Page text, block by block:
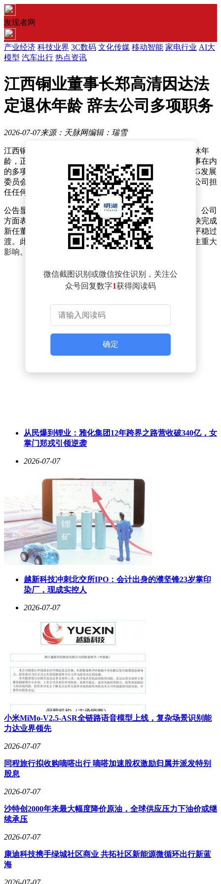
发现者网
产业经济 科技业界 3C数码 文化传媒 移动智能 家电行业 AI大
模型 汽车出行 热点资讯
江西铜业董事长郑高清因达法
定退休年龄 辞去公司多项职务
2026-07-07来源：天脉网编辑：瑞雪
江西铜业发布公告称，公司董事长郑高清因已达法定退休年
龄，正式向董事会提交辞呈，申请辞去包括董事长、董事在内
的多项职务，同时不再担任董事会提名委员会主席及ESG发展
委员会主任等职务。此次职务变动后，郑高清将不再于公司担
任任何具体职务。
公告显示，郑高清的辞职申请自送达董事会之日起生效。公司
方面表示，将按照相关法律法规及公司章程的规定，尽快完成
新任董事长的选举及后续相关工作，确保公司治理结构平稳过
渡。此次人事变动不会对公司的日常经营及长远发展产生重大
影响。
微信截图识别或微信按住识别，关注公
众号回复数字1获得阅读码
确定
从民爆到锂业：雅化集团12年跨界之路营收破340亿，女
掌门郑戎引领逆袭
2026-07-07
越新科技冲刺北交所IPO：会计出身的濮坚锋23岁掌印
染厂，现成实控人
2026-07-07
小米MiMo-V2.5-ASR全链路语音模型上线，复杂场景识别能
力达业界领先
2026-07-07
同程旅行拟收购嘀嗒出行 嘀嗒加速股权激励归属并派发特别
股息
2026-07-07
沙特创2000年来最大幅度降价原油，全球供应压力下油价或继
续承压
2026-07-07
康迪科技携手绿城社区商业 共拓社区新能源微循环出行新蓝
海
2026-07-07